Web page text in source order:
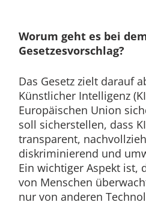
Worum geht es bei
Gesetzesvorschlag?
Das Gesetz zielt darauf
Künstlicher Intelligenz
Europäischen Union
soll sicherstellen, dass
transparent,
diskriminierend und
Ein wichtiger Aspekt ist,
von Menschen
nur von anderen